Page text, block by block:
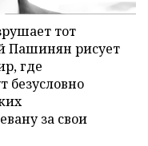
тот
Пашинян рисует
где
безусловно
за свои